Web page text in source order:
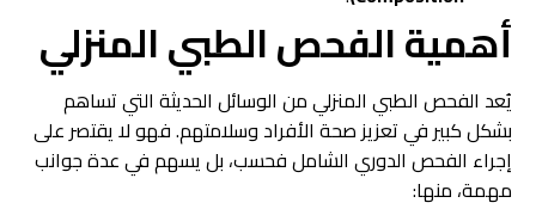
أهمية الفحص الطبي المنزلي
يُعد الفحص الطبي المنزلي من الوسائل الحديثة التي تساهم
بشكل كبير في تعزيز صحة الأفراد وسلامتهم. فهو لا يقتصر على
إجراء الفحص الدوري الشامل فحسب، بل يسهم في عدة جوانب
مهمة، منها: